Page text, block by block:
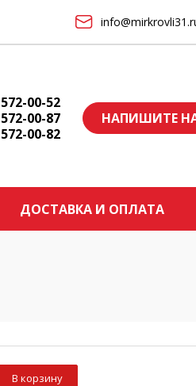
00-52
00-87
00-82
НАПИШИТЕ
ДОСТАВКА И ОПЛАТА
В корзину